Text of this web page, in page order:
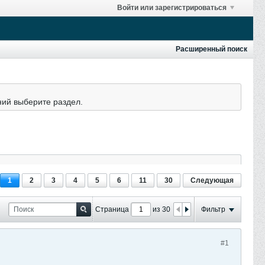
Войти или зарегистрироваться
Расширенный поиск
выберите раздел.
1 2 3 4 5 6 11 30 Следующая
Страница из 30 Фильтр
#1